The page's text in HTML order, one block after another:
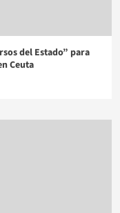
del Estado” para
Ceuta